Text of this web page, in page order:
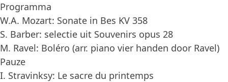
Programma
W.A. Mozart: Sonate in Bes KV 358
S. Barber: selectie uit Souvenirs opus 28
M. Ravel: Boléro (arr. piano vier handen door Ravel)
Pauze
I. Stravinksy: Le sacre du printemps